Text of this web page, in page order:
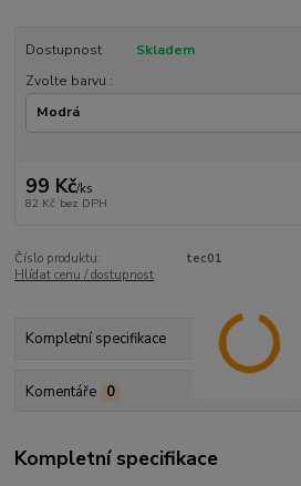
Dostupnost
Skladem
Zvolte barvu :
99 Kč/ks
82 Kč bez DPH
Číslo produktu:
tec01
Hlídat cenu / dostupnost
Kompletní specifikace
Komentáře 0
Kompletní specifikace